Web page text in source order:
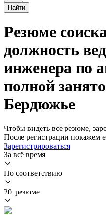
Найти
Резюме
должность
инженера по
полной
Бердюжье
Чтобы видеть все резюме,
После регистрации покажем
Зарегистрироваться
За всё время
По соответствию
20 резюме